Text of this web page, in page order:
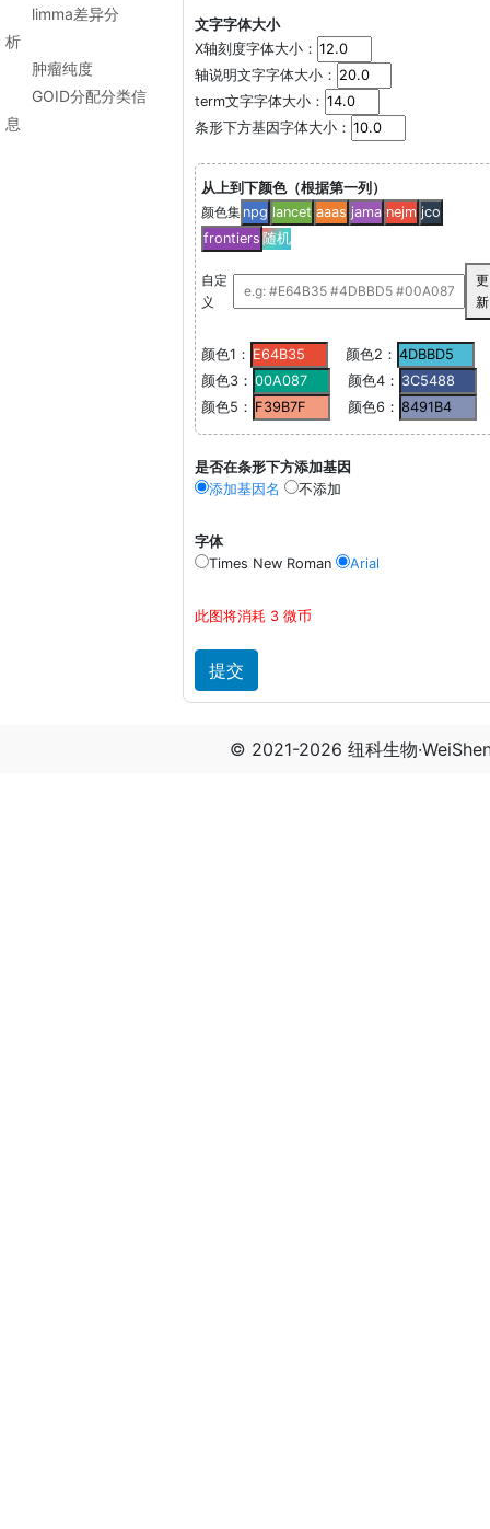
limma差异分
析
肿瘤纯度
GOID分配分类信
息
文字字体大小
X轴刻度字体大小：
轴说明文字字体大小：
term文字字体大小：
条形下方基因字体大小：
从上到下颜色（根据第一列）
颜色集 npg lancet aaas jama nejm jco
frontiers 随机
自定
义
更
新
颜色1：
颜色2：
颜色3：
颜色4：
颜色5：
颜色6：
是否在条形下方添加基因
添加基因名
不添加
字体
Times New Roman
Arial
此图将消耗 3 微币
© 2021-2026 纽科生物